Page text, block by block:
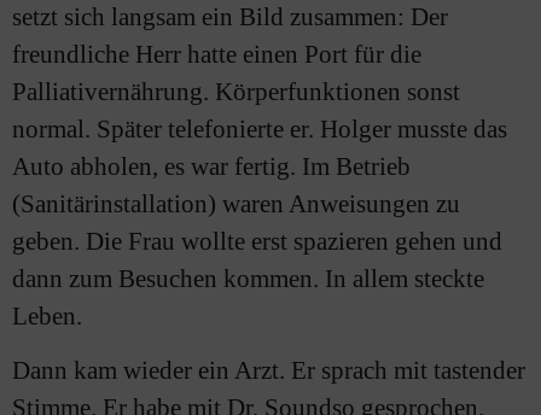
setzt sich langsam ein Bild zusammen: Der
freundliche Herr hatte einen Port für die
Palliativernährung. Körperfunktionen sonst
normal. Später telefonierte er. Holger musste das
Auto abholen, es war fertig. Im Betrieb
(Sanitärinstallation) waren Anweisungen zu
geben. Die Frau wollte erst spazieren gehen und
dann zum Besuchen kommen. In allem steckte
Leben.
Dann kam wieder ein Arzt. Er sprach mit tastender
Stimme. Er habe mit Dr. Soundso gesprochen.